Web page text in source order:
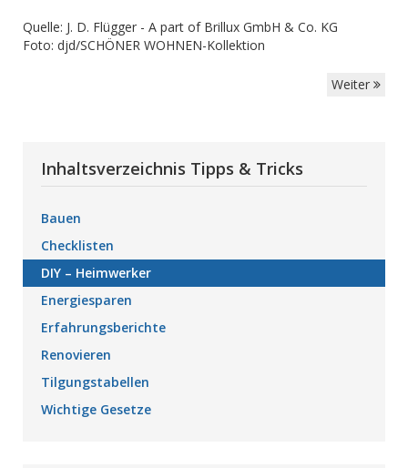
Quelle: J. D. Flügger - A part of Brillux GmbH & Co. KG
Foto: djd/SCHÖNER WOHNEN-Kollektion
Weiter
Inhaltsverzeichnis Tipps & Tricks
Bauen
Checklisten
DIY – Heimwerker
Energiesparen
Erfahrungsberichte
Renovieren
Tilgungstabellen
Wichtige Gesetze